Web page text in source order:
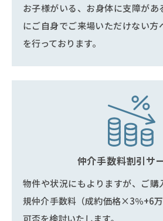
お子様がいる、お身体に支障があ
にご自身でご来場いただけない方
を行っております。
仲介手数料割引サ
物件や状況にもよりますが、ご購
規仲介手数料（成約価格×3％+6
可否を検討いたします。